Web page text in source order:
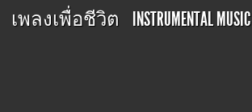
เพลงเพื่อชีวิต INSTRUMENTAL MUSIC